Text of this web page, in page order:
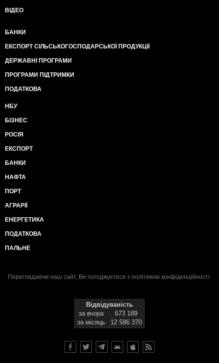
ВІДЕО
БАНКИ
ЕКСПОРТ СІЛЬСЬКОГОСПОДАРСЬКОЇ ПРОДУКЦІЇ
ДЕРЖАВНІ ПРОГРАМИ
ПРОГРАМИ ПІДТРИМКИ
ПОДАТКОВА
НБУ
БІЗНЕС
РОСІЯ
ЕКСПОРТ
БАНКИ
НАФТА
ПОРТ
АГРАРІЇ
ЕНЕРГЕТИКА
ПОДАТКОВА
ПАЛЬНЕ
Переглядаючи наш сайт, Ви погоджуєтеся з політикою конфіденційності.
Відвідуваність
за вчора
673 189
за місяць
12 586 370